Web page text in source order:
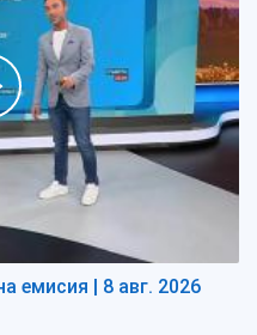
емисия | 8 авг. 2026